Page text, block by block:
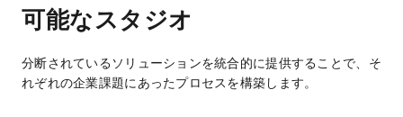
可能なスタジオ
分断されているソリューションを統合的に提供することで、そ
れぞれの企業課題にあったプロセスを構築します。